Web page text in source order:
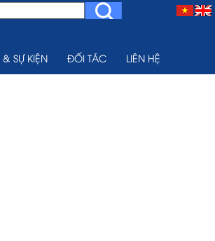
& SỰ KIỆN ĐỐI TÁC LIÊN HỆ